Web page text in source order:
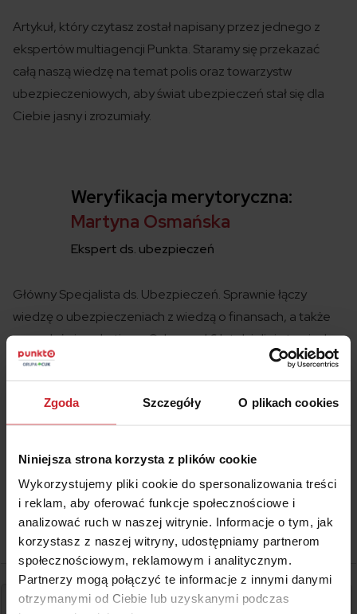
Zgoda Szczegóły O plikach cookies
Niniejsza strona korzysta z plików cookie
Wykorzystujemy pliki cookie do spersonalizowania treści
i reklam, aby oferować funkcje społecznościowe i
analizować ruch w naszej witrynie. Informacje o tym, jak
korzystasz z naszej witryny, udostępniamy partnerom
społecznościowym, reklamowym i analitycznym.
Partnerzy mogą połączyć te informacje z innymi danymi
otrzymanymi od Ciebie lub uzyskanymi podczas
Artykuł, który czytasz zostałnapisanyprzez jednego z
ekspertówmultiagencji Punkta. Staramy się przekazać
całą naszą wiedzę na temat polisoraz towarzystw
ubezpieczeniowych, aby świat ubezpieczeń stał się dla
Ciebie jasny i zrozumiały.
Weryfikacja merytoryczna:
Martyna Osmańska
Ekspert ds. ubezpieczeń
Główny Specjalista ds. Ubezpieczeń. Sprawnie łączy
wiedzę o ubezpieczeniach z wiedzą o finansach, a także
sprzedaży i marketingu. Od ponad 6 lat dzieli się tą wiedzą
z klientami, w imieniu grupy Punkta. Powiedzielibyśmy, że
po równo foki i alpaki. Na ubezpieczeniach po prostu się
dobrze zna.